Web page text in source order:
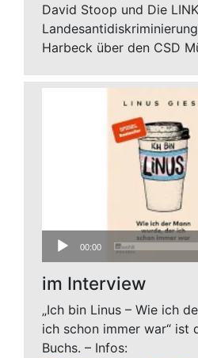
David Stoop und Die
Harbeck über den CSD
Audio-
Player
00:00
im Interview
„Ich bin Linus – Wie ich
ich schon immer war“ ist
Buchs. – Infos: